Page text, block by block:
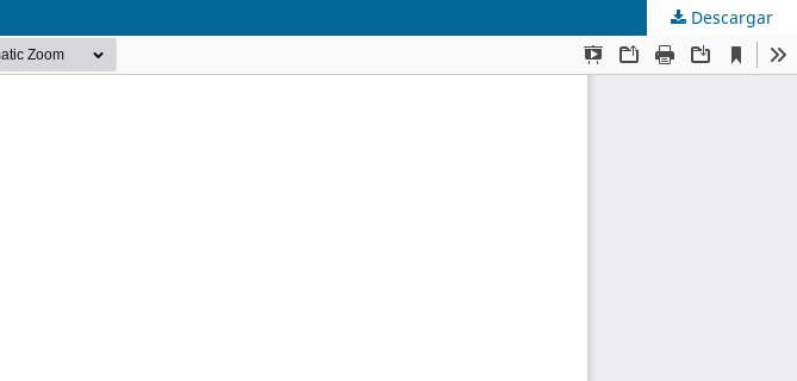
Descargar